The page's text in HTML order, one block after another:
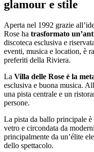
glamour e stile
Aperta nel 1992 grazie
Rose ha trasformato
discoteca esclusiva e
eventi, musica e location, è
preferiti della Riviera.
La Villa delle Rose è la
esclusiva e buona musica.
una pista centrale e un
persone.
La pista da ballo principale
vetro e circondata da
principalmente da un’élite
dello spettacolo.